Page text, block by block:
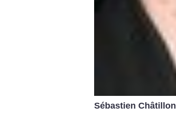
Sébastien Châtillon